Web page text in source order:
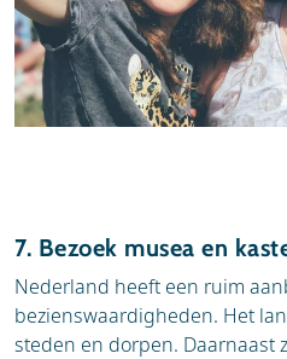
7. Bezoek musea en
Nederland heeft een ruim
bezienswaardigheden. Het
steden en dorpen. Daarnaast